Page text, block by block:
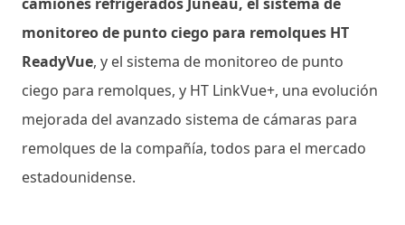
monitoreo de punto ciego para remolques HT
ReadyVue, y el sistema de monitoreo de punto
ciego para remolques, y HT LinkVue+, una evolución
mejorada del avanzado sistema de cámaras para
remolques de la compañía, todos para el mercado
estadounidense.